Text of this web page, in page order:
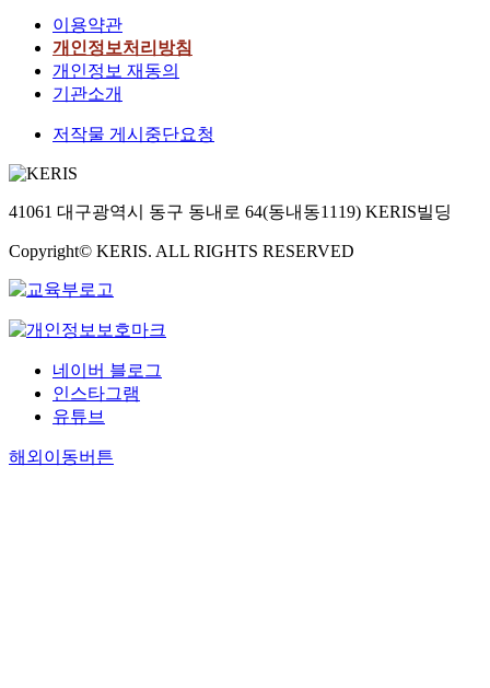
이용약관
개인정보처리방침
개인정보 재동의
기관소개
저작물 게시중단요청
41061 대구광역시 동구 동내로 64(동내동1119) KERIS빌딩
Copyright© KERIS. ALL RIGHTS RESERVED
네이버 블로그
인스타그램
유튜브
해외이동버튼